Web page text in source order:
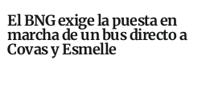
El BNG exige la puesta en
marcha de un bus directo a
Covas y Esmelle